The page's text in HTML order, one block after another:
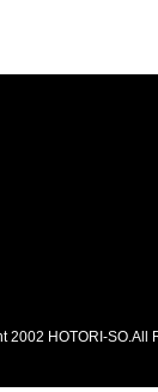
2002 HOTORI-SO.All